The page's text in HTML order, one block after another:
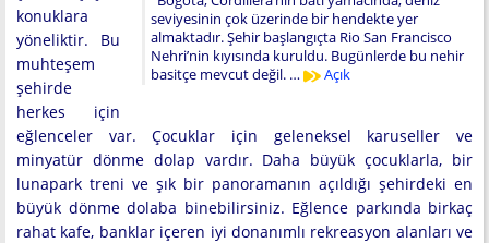
seviyesinin çok üzerinde bir hendekte yer
almaktadır. Şehir başlangıçta Rio San Francisco
Nehri’nin kıyısında kuruldu. Bugünlerde bu nehir
basitçe mevcut değil. …
Açık
konuklara
yöneliktir. Bu
muhteşem
şehirde
herkes için
eğlenceler var. Çocuklar için geleneksel karuseller ve
minyatür dönme dolap vardır. Daha büyük çocuklarla, bir
lunapark treni ve şık bir panoramanın açıldığı şehirdeki en
büyük dönme dolaba binebilirsiniz. Eğlence parkında birkaç
rahat kafe, banklar içeren iyi donanımlı rekreasyon alanları ve